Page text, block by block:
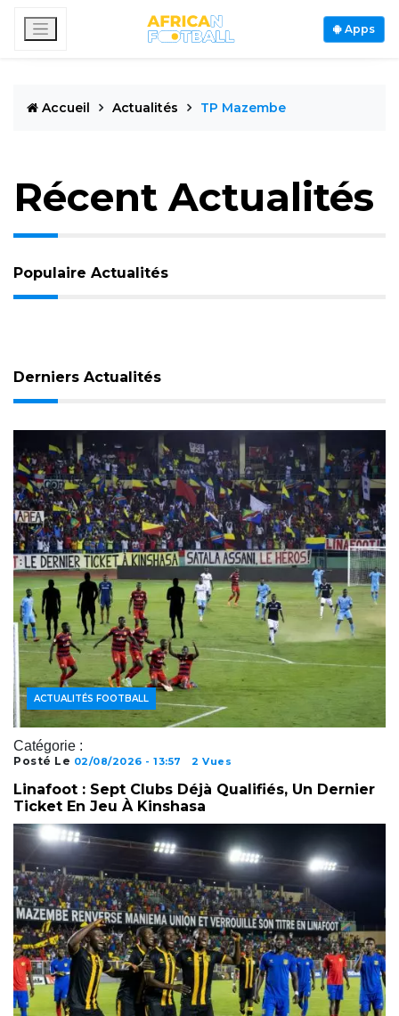
Apps
Accueil Actualités TP Mazembe
Récent Actualités
Populaire Actualités
Derniers Actualités
Catégorie :
ACTUALITÉS FOOTBALL
Posté Le 02/08/2026 - 13:57 2 Vues
Linafoot : Sept Clubs Déjà Qualifiés, Un Dernier
Ticket En Jeu À Kinshasa